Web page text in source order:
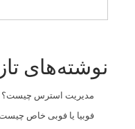
نوشته‌های
مدیریت استرس چیست؟
فوبیا یا فوبی خاص